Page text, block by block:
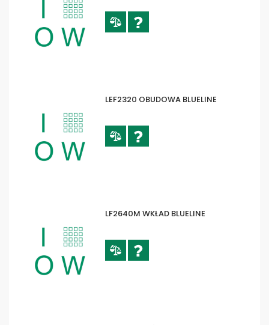
LEF2320 OBUDOWA BLUELINE
LF2640M WKŁAD BLUELINE